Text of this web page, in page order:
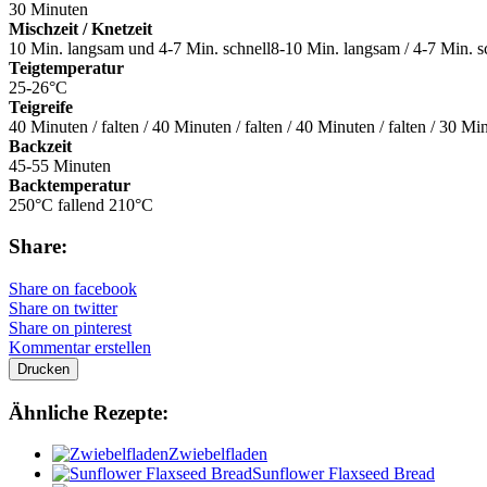
30 Minuten
Mischzeit / Knetzeit
10 Min. langsam und 4-7 Min. schnell8-10 Min. langsam / 4-7 Min.
Teigtemperatur
25-26°C
Teigreife
40 Minuten / falten / 40 Minuten / falten / 40 Minuten / falten / 30
Backzeit
45-55 Minuten
Backtemperatur
250°C fallend 210°C
Share:
Share on facebook
Share on twitter
Share on pinterest
Kommentar erstellen
Drucken
Ähnliche Rezepte:
Zwiebelfladen
Sunflower Flaxseed Bread